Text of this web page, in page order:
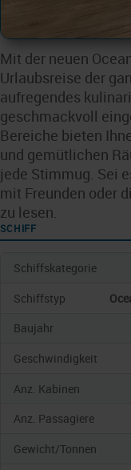
Mit der neuen
Urlaubsreise der
aufregendes
geschmackvoll
Bereiche bieten
und gemütlichen
jede Stimmug. Sei
mit Freunden oder
zu lesen.
SCHIFF
Schiffskategorie
Schiffstyp
Baujahr
Geschwindigkeit
Anz. Kabinen
Anz. Passagiere
Gewicht/Tonnen